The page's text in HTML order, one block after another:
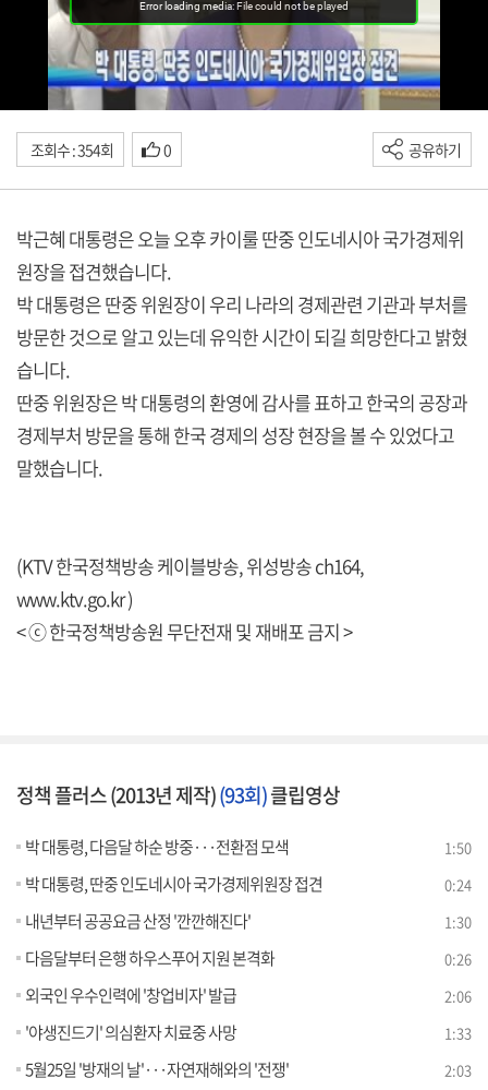
조회수 : 354회 0 공유하기
박근혜 대통령은 오늘 오후 카이룰 딴중 인도네시아 국가경제위
원장을 접견했습니다.
박 대통령은 딴중 위원장이 우리 나라의 경제관련 기관과 부처를
방문한 것으로 알고 있는데 유익한 시간이 되길 희망한다고 밝혔
습니다.
딴중 위원장은 박 대통령의 환영에 감사를 표하고 한국의 공장과
경제부처 방문을 통해 한국 경제의 성장 현장을 볼 수 있었다고
말했습니다.
(KTV 한국정책방송 케이블방송, 위성방송 ch164,
www.ktv.go.kr )
< ⓒ 한국정책방송원 무단전재 및 재배포 금지 >
정책 플러스 (2013년 제작)(93회)클립영상
박 대통령, 다음달 하순 방중···전환점 모색 1:50
박 대통령, 딴중 인도네시아 국가경제위원장 접견 0:24
내년부터 공공요금 산정 '깐깐해진다' 1:30
다음달부터 은행 하우스푸어 지원 본격화 0:26
외국인 우수인력에 '창업비자' 발급 2:06
'야생진드기' 의심환자 치료중 사망 1:33
5월25일 '방재의 날'···자연재해와의 '전쟁' 2:03